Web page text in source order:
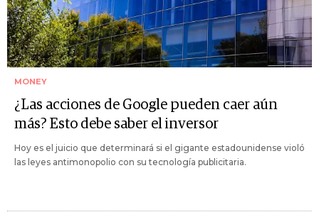
MONEY
¿Las acciones de Google pueden caer aún
más? Esto debe saber el inversor
Hoy es el juicio que determinará si el gigante estadounidense violó
las leyes antimonopolio con su tecnología publicitaria.